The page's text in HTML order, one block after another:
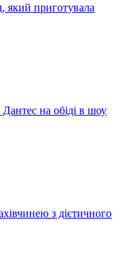
який приготувала
Дантес на обіді в шоу
з дієтичного